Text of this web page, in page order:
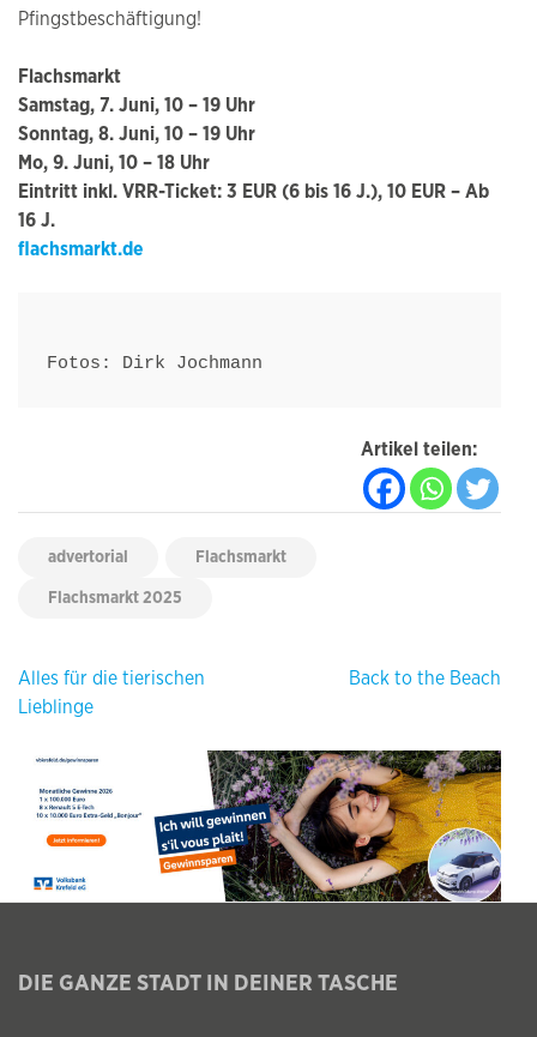
Pfingstbeschäftigung!
Flachsmarkt
Samstag, 7. Juni, 10 – 19 Uhr
Sonntag, 8. Juni, 10 – 19 Uhr
Mo, 9. Juni, 10 – 18 Uhr
Eintritt inkl. VRR-Ticket: 3 EUR (6 bis 16 J.), 10 EUR – Ab
16 J.
flachsmarkt.de
Fotos: Dirk Jochmann
Artikel teilen:
advertorial Flachsmarkt
Flachsmarkt 2025
Beitragsnavigation
Alles für die tierischen
Lieblinge
Back to the Beach
DIE GANZE STADT IN DEINER TASCHE